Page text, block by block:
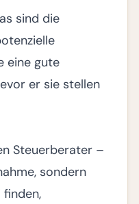
sind die
eine gute
er sie stellen
Steuerberater –
sondern
finden,